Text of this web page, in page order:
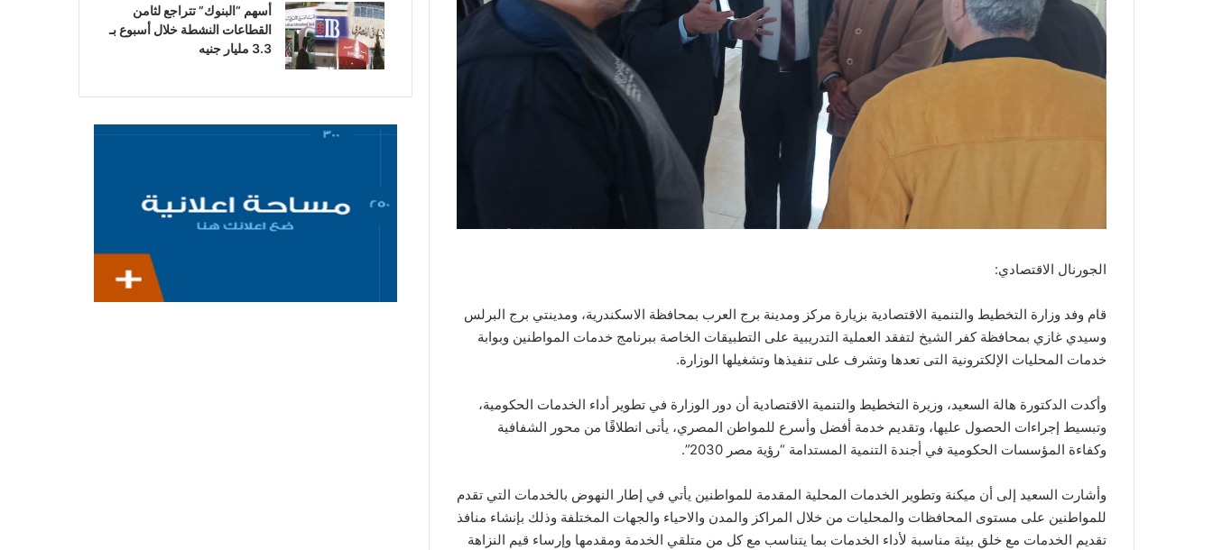
الجورنال الاقتصادي:
قام وفد وزارة التخطيط والتنمية الاقتصادية بزيارة مركز ومدينة برج العرب بمحافظة الاسكندرية، ومدينتي برج البرلس
وسيدي غازي بمحافظة كفر الشيخ لتفقد العملية التدريبية على التطبيقات الخاصة ببرنامج خدمات المواطنين وبوابة
خدمات المحليات الإلكترونية التى تعدها وتشرف على تنفيذها وتشغيلها الوزارة.
وأكدت الدكتورة هالة السعيد، وزيرة التخطيط والتنمية الاقتصادية أن دور الوزارة في تطوير أداء الخدمات الحكومية،
وتبسيط إجراءات الحصول عليها، وتقديم خدمة أفضل وأسرع للمواطن المصري، يأتى انطلاقًا من محور الشفافية
وكفاءة المؤسسات الحكومية في أجندة التنمية المستدامة “رؤية مصر 2030”.
وأشارت السعيد إلى أن ميكنة وتطوير الخدمات المحلية المقدمة للمواطنين يأتي في إطار النهوض بالخدمات التي تقدم
للمواطنين على مستوى المحافظات والمحليات من خلال المراكز والمدن والاحياء والجهات المختلفة وذلك بإنشاء منافذ
تقديم الخدمات مع خلق بيئة مناسبة لأداء الخدمات بما يتناسب مع كل من متلقي الخدمة ومقدمها وإرساء قيم النزاهة
أسهم “البنوك” تتراجع لثامن
القطاعات النشطة خلال أسبوع بـ
3.3 مليار جنيه